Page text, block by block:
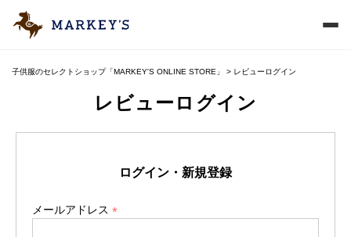
子供服のセレクトショップ「MARKEY'S ONLINE STORE」 レビューログイン
レビューログイン
ログイン・新規登録
メールアドレス